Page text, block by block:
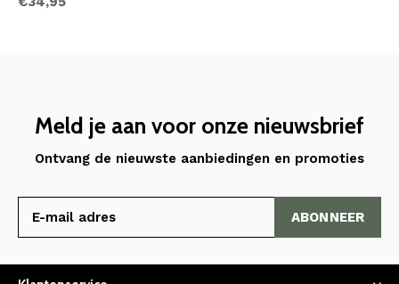
Meld je aan voor onze nieuwsbrief
Ontvang de nieuwste aanbiedingen en promoties
ABONNEER